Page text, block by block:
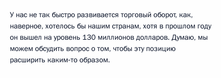
У нас не так быстро развивается торговый оборот, как,
наверное, хотелось бы нашим странам, хотя в прошлом году
он вышел на уровень 130 миллионов долларов. Думаю, мы
можем обсудить вопрос о том, чтобы эту позицию
расширить каким‑то образом.